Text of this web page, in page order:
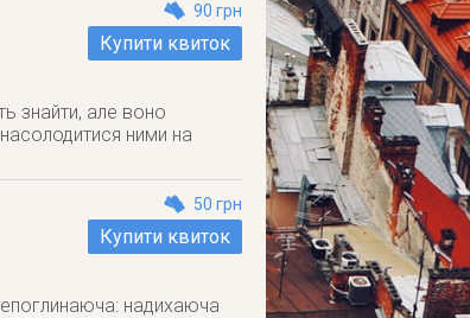
90 грн
Купити квиток
знайти, але воно
ними на
50 грн
Купити квиток
надихаюча